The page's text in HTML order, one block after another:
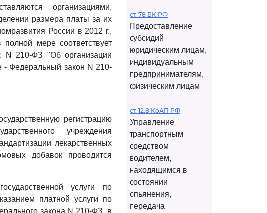
организациями,
размера платы за их
России в 2012 г.,
мере соответствует
N 210-ФЗ "Об организации
- Федеральный закон N 210-
регистрацию
учреждения
лекарственных
добавок проводится
услуги по
платной услуги по
закона N 210-ФЗ, в
ст. 78 БК РФ
Предоставление
субсидий
юридическим лицам,
индивидуальным
предпринимателям,
физическим лицам
ст. 12.8 КоАП РФ
Управление
транспортным
средством
водителем,
находящимся в
состоянии
опьянения,
передача